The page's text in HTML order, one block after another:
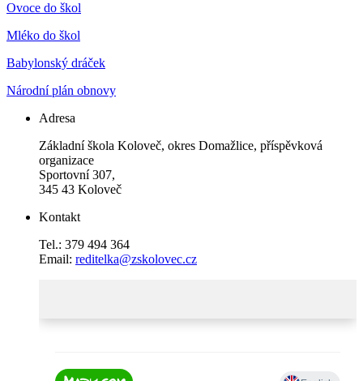
Ovoce do škol
Mléko do škol
Babylonský dráček
Národní plán obnovy
Adresa
Základní škola Koloveč, okres Domažlice, příspěvková
organizace
Sportovní 307,
345 43 Koloveč
Kontakt
Tel.: 379 494 364
Email: reditelka@zskolovec.cz